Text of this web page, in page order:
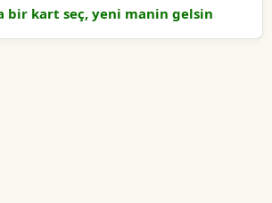
bir kart seç, yeni manin gelsin